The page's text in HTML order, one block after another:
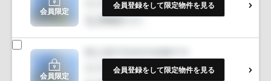
会員限定
会員登録をして限定物件を見る
会員限定
会員登録をして限定物件を見る